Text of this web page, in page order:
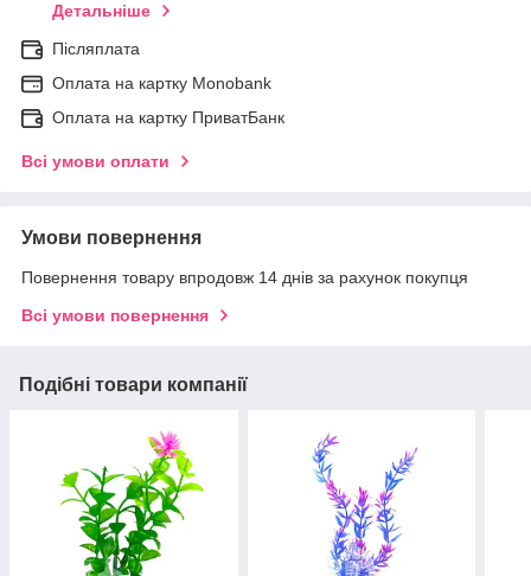
Детальніше
Післяплата
Оплата на картку Мonobank
Оплата на картку ПриватБанк
Всі умови оплати
Умови повернення
Повернення товару впродовж 14 днів за рахунок покупця
Всі умови повернення
Подібні товари компанії